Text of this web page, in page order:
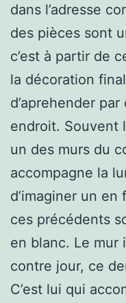
dans l’adresse
des pièces sont
c’est à partir de
la décoration
d’aprehender
endroit. Souvent
un des murs du
accompagne la
d’imaginer un
ces précédents
en blanc. Le mur
contre jour, ce
C’est lui qui